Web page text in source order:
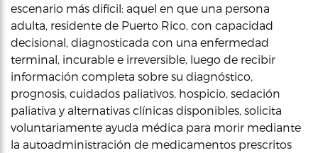
escenario más difícil: aquel en que una persona
adulta, residente de Puerto Rico, con capacidad
decisional, diagnosticada con una enfermedad
terminal, incurable e irreversible, luego de recibir
información completa sobre su diagnóstico,
prognosis, cuidados paliativos, hospicio, sedación
paliativa y alternativas clínicas disponibles, solicita
voluntariamente ayuda médica para morir mediante
la autoadministración de medicamentos prescritos